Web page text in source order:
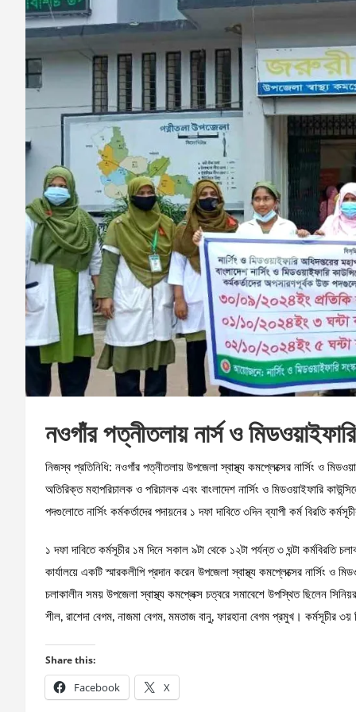
নওগাঁর পত্নীতলায় নার্স ও
নিজস্ব প্রতিনিধি: নওগাঁর পত্নীতলায় উপজেলা স্বাস্থ্য কমপ্লেক্সের নার্সিং ও
অতিরিক্ত মহাপরিচালক ও পরিচালক এবং বাংলাদেশ নার্সিং ও মিডওয়াইফারি
পদগুলোতে নার্সিং কর্মকর্তাদের পদায়নের ১ দফা দাবিতে ৩দিন ব্যাপী কর্ম বিরতি
১ দফা দাবিতে কর্মসূচীর ১ম দিনে সকাল ৯টা থেকে ১২টা পর্যন্ত ৩ ঘন্টা কর্মবিরতি
কার্যালয়ে একটি স্মারকলীপি প্রদান করেন উপজেলা স্বাস্থ্য কমপ্লেক্সের নার্সিং ও
চলাকালীন সময় উপজেলা স্বাস্থ্য কমপ্লেক্স চত্বরে সমাবেশে উপস্থিত ছিলেন
শীল, রাশেদা বেগম, নাজমা বেগম, মমতাজ বানু, ফারহানা বেগম প্রমুখ। কর্মসূচীর ৩য়
Share this:
Facebook X